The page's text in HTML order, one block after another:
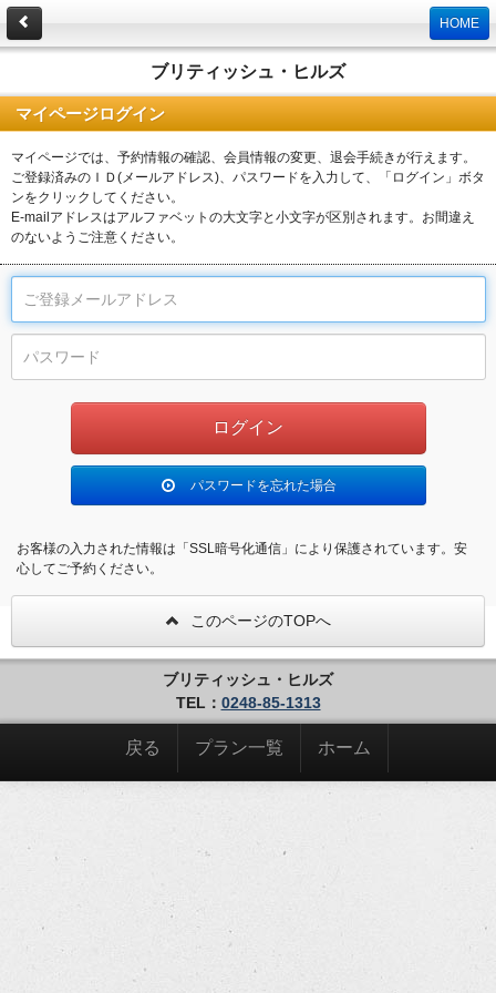
HOME
ブリティッシュ・ヒルズ
マイページログイン
マイページでは、予約情報の確認、会員情報の変更、退会手続きが行えます。
ご登録済みのＩＤ(メールアドレス)、パスワードを入力して、「ログイン」ボタ
ンをクリックしてください。
E-mailアドレスはアルファベットの大文字と小文字が区別されます。お間違え
のないようご注意ください。
パスワードを忘れた場合
お客様の入力された情報は「SSL暗号化通信」により保護されています。安
心してご予約ください。
このページのTOPへ
ブリティッシュ・ヒルズ
TEL： 0248-85-1313
戻る プラン一覧 ホーム